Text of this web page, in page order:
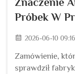
Próbek W
2026-06-10
Zamówienie,
sprawdził